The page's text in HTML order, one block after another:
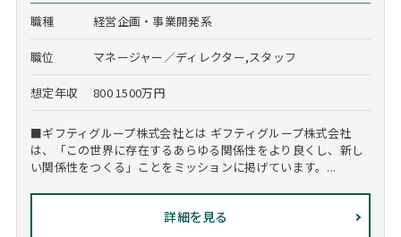
職種 経営企画・事業開発系
職位 マネージャー／ディレクター,スタッフ
想定年収 800 1500万円
■ギフティグループ株式会社とは ギフティグループ株式会社
は、「この世界に存在するあらゆる関係性をより良くし、新し
い関係性をつくる」ことをミッションに掲げています。...
詳細を見る